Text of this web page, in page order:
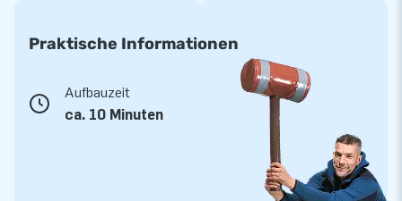
Dieses Minigolf-Set wurde speziell für Vermieter und
Veranstalter entwickelt. Die Bahnen sind leicht und dadurch
einfach zu transportieren. Innerhalb kurzer Zeit kannst du
einen kompletten mobilen Minigolfplatz aufbauen, der sofort
einsatzbereit ist. Du kannst die neun Löcher einzeln platzieren
oder zu einem vollständigen Parcours kombinieren. Dadurch
eignet sich das Set für unterschiedlichste Orte, von
Praktische Informationen
Aufbauzeit
ca. 10 Minuten